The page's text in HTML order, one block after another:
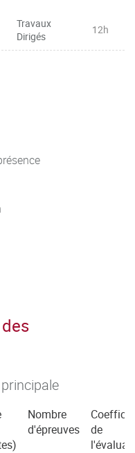
Travaux
Dirigés
12h
Nombre
d'épreuves
de